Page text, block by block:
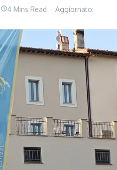
4 Mins Read Aggiornato: